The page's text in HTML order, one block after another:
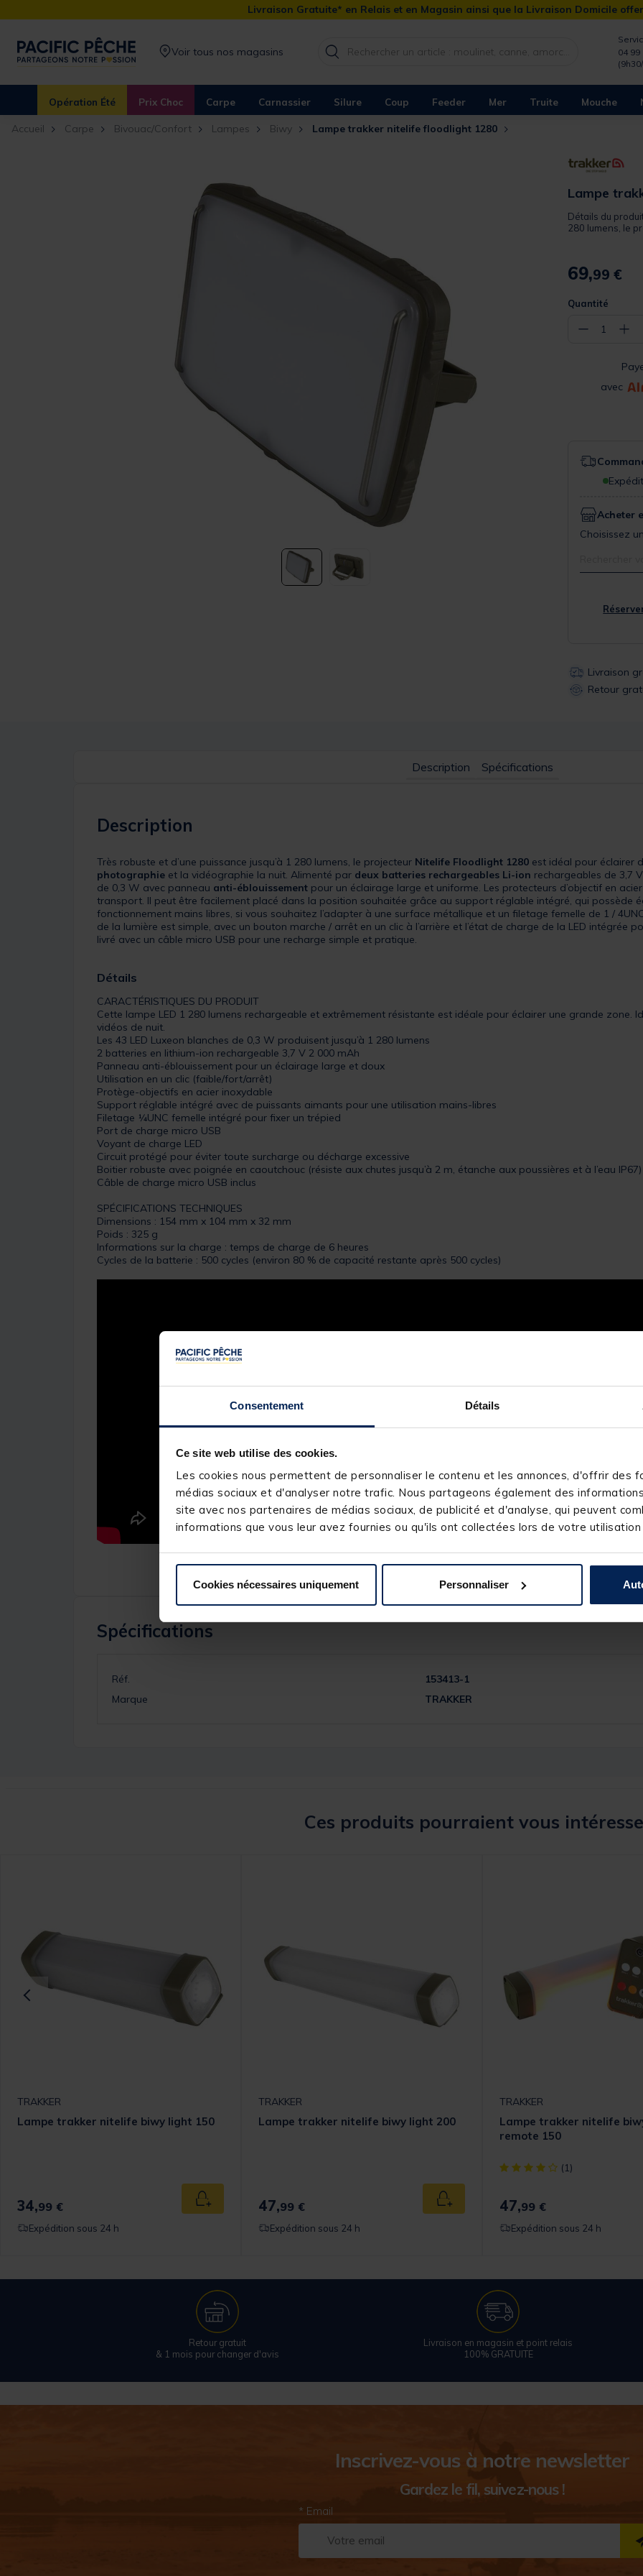
Consentement Détails
Ce site web utilise des cookies.
Les cookies nous permettent de personnaliser le contenu et les annonces, d'offrir des
médias sociaux et d'analyser notre trafic. Nous partageons également des
site avec nos partenaires de médias sociaux, de publicité et d'analyse, qui peuvent
informations que vous leur avez fournies ou qu'ils ont collectées lors de votre
Cookies nécessaires uniquement Personnaliser
Livraison Gratuite* en Relais et en Magasin ainsi que la Livraison Domicile
Voir tous nos magasins
04 99
Opération Été Prix Choc Carpe Carnassier Silure Coup Feeder Mer Truite Mouche
Accueil Carpe Bivouac/Confort Lampes Biwy Lampe trakker nitelife floodlight 1280
Lampe
Détails du
280 lumens, le
69,99 €
Quantité
− 1 +
avec
Acheter
Choisissez
Livraison
Retour
Description Spécifications
Description
Très robuste et d’une puissance jusqu’à 1 280 lumens, le projecteur Nitelife Floodlight 1280 est idéal pour éclairer
photographie et la vidéographie la nuit. Alimenté par deux batteries rechargeables Li-ion rechargeables de 3,7
de 0,3 W avec panneau anti-éblouissement pour un éclairage large et uniforme. Les protecteurs d’objectif en
transport. Il peut être facilement placé dans la position souhaitée grâce au support réglable intégré, qui possède
fonctionnement mains libres, si vous souhaitez l’adapter à une surface métallique et un filetage femelle de 1 /
de la lumière est simple, avec un bouton marche / arrêt en un clic à l’arrière et l’état de charge de la LED intégrée
livré avec un câble micro USB pour une recharge simple et pratique.
Détails
CARACTÉRISTIQUES DU PRODUIT
Cette lampe LED 1 280 lumens rechargeable et extrêmement résistante est idéale pour éclairer une grande
vidéos de nuit.
Les 43 LED Luxeon blanches de 0,3 W produisent jusqu’à 1 280 lumens
2 batteries en lithium-ion rechargeable 3,7 V 2 000 mAh
Panneau anti-éblouissement pour un éclairage large et doux
Utilisation en un clic (faible/fort/arrêt)
Protège-objectifs en acier inoxydable
Support réglable intégré avec de puissants aimants pour une utilisation mains-libres
Filetage ¼UNC femelle intégré pour fixer un trépied
Port de charge micro USB
Voyant de charge LED
Circuit protégé pour éviter toute surcharge ou décharge excessive
Boitier robuste avec poignée en caoutchouc (résiste aux chutes jusqu’à 2 m, étanche aux poussières et à l’eau IP67)
Câble de charge micro USB inclus
SPÉCIFICATIONS TECHNIQUES
Dimensions : 154 mm x 104 mm x 32 mm
Poids : 325 g
Informations sur la charge : temps de charge de 6 heures
Cycles de la batterie : 500 cycles (environ 80 % de capacité restante après 500 cycles)
Spécifications
Réf.
153413-1
Marque
TRAKKER
Ces produits pourraient vous
panier
TRAKKER
Lampe trakker nitelife biwy light 150
34,99 € Ajouter au panier
Expédition sous 24 h
TRAKKER
Lampe trakker nitelife biwy light 200
47,99 € Ajouter au panier
Expédition sous 24 h
TRAKKER
Lampe trakker nitelife
remote 150
[object Object] out of 5
(1)
47,99 €
Expédition sous 24 h
Retour gratuit
& 1 mois pour changer d'avis
Livraison en magasin et point relais
100% GRATUITE
Inscrivez-vous à notre newsletter
Gardez le fil, suivez-nous !
* Email